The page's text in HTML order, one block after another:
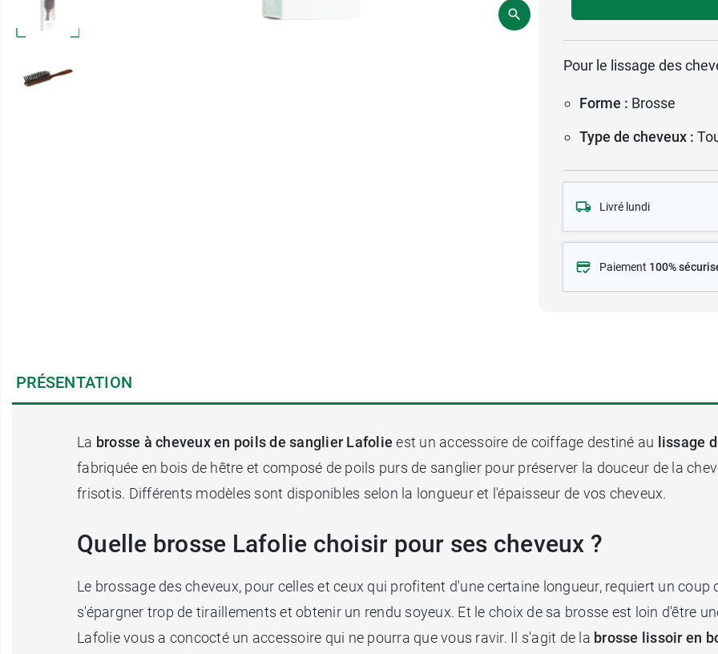
Pour le lissage des
Forme : Brosse
Type de cheveux :
Livré lundi
Paiement 100%
PRÉSENTATION
La brosse à cheveux en poils de sanglier Lafolie est un accessoire de coiffage destiné au lissage
fabriquée en bois de hêtre et composé de poils purs de sanglier pour préserver la douceur de la
frisotis. Différents modèles sont disponibles selon la longueur et l'épaisseur de vos cheveux.
Quelle brosse Lafolie choisir pour ses cheveux ?
Le brossage des cheveux, pour celles et ceux qui profitent d'une certaine longueur, requiert un
s'épargner trop de tiraillements et obtenir un rendu soyeux. Et le choix de sa brosse est loin d'être
Lafolie vous a concocté un accessoire qui ne pourra que vous ravir. Il s'agit de la brosse lissoir en